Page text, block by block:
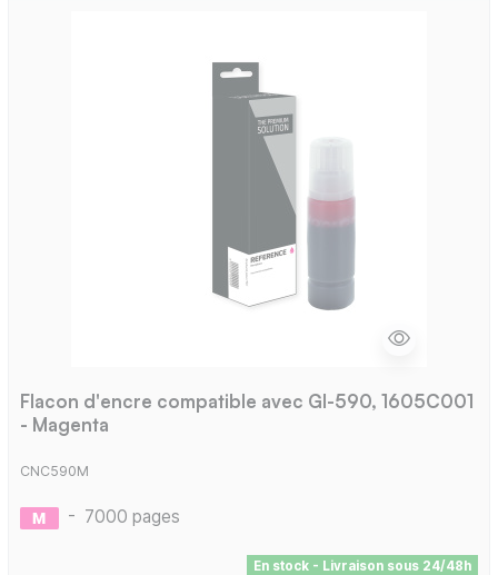
Flacon d'encre compatible avec GI-590, 1605C001
- Magenta
CNC590M
- 7000 pages
En stock - Livraison sous 24/48h